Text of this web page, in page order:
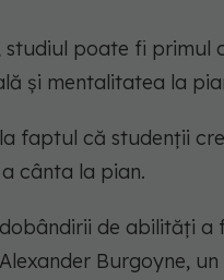
poate fi primul
și mentalitatea la
faptul că studenții
cânta la pian.
de abilități a
Burgoyne,